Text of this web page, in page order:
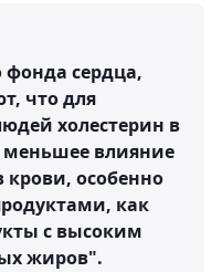
сердца,
что для
холестерин в
меньшее влияние
крови, особенно
как
с высоким
жиров".